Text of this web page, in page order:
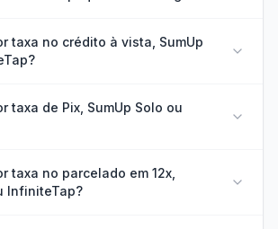
taxa no crédito à vista, SumUp
taxa de Pix, SumUp Solo ou
taxa no parcelado em 12x,
InfiniteTap?